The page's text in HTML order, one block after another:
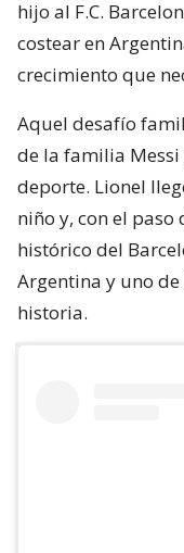
hijo al F.C.
costear en
crecimiento que
Aquel desafío
de la familia
deporte. Lionel
niño y, con el paso
histórico del
Argentina y uno
historia.